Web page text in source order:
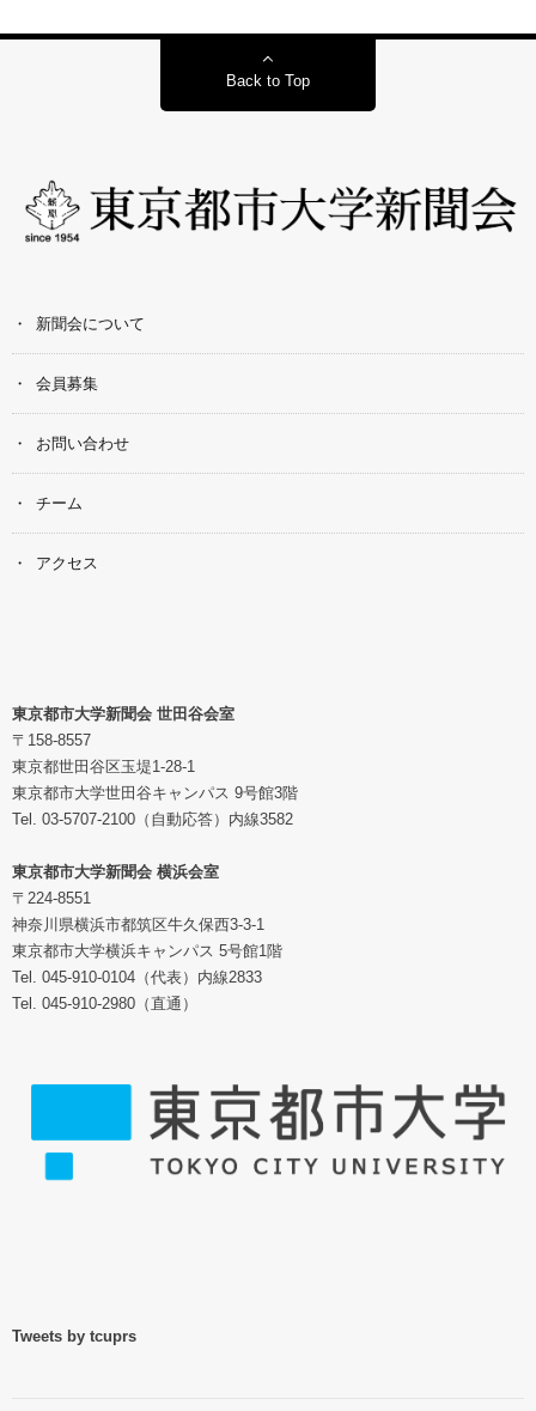
Back to Top
新聞会について
会員募集
お問い合わせ
チーム
アクセス
東京都市大学新聞会 世田谷会室
〒158-8557
東京都世田谷区玉堤1-28-1
東京都市大学世田谷キャンパス 9号館3階
Tel. 03-5707-2100（自動応答）内線3582
東京都市大学新聞会 横浜会室
〒224-8551
神奈川県横浜市都筑区牛久保西3-3-1
東京都市大学横浜キャンパス 5号館1階
Tel. 045-910-0104（代表）内線2833
Tel. 045-910-2980（直通）
Tweets by tcuprs